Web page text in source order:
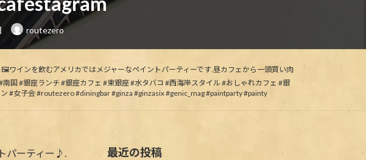
routezero
インを飲むアメリカではメジャーなペイントパーティーです.昼カフェ から一頭買い肉
国 #銀座ランチ #銀座カフェ #東銀座 #水タバコ #西海岸スタイル #おしゃれカフェ #銀
#女子会 #routezero #diningbar #ginza #ginzasix #genic_mag #paintparty #painty
最近の投稿